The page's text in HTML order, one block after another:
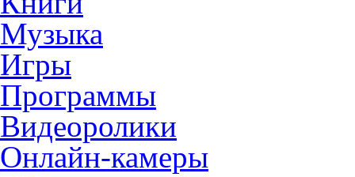
Музыка
Игры
Программы
Видеоролики
Онлайн-камеры